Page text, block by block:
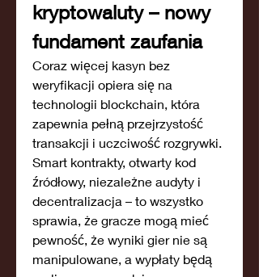
kryptowaluty – nowy
fundament zaufania
Coraz więcej kasyn bez
weryfikacji opiera się na
technologii blockchain, która
zapewnia pełną przejrzystość
transakcji i uczciwość rozgrywki.
Smart kontrakty, otwarty kod
źródłowy, niezależne audyty i
decentralizacja – to wszystko
sprawia, że gracze mogą mieć
pewność, że wyniki gier nie są
manipulowane, a wypłaty będą